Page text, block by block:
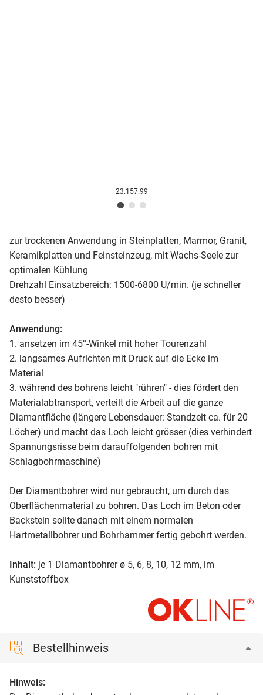
23.157.99
zur trockenen Anwendung in Steinplatten, Marmor, Granit,
Keramikplatten und Feinsteinzeug, mit Wachs-Seele zur
optimalen Kühlung
Drehzahl Einsatzbereich: 1500-6800 U/min. (je schneller
desto besser)
Anwendung:
1. ansetzen im 45°-Winkel mit hoher Tourenzahl
2. langsames Aufrichten mit Druck auf die Ecke im
Material
3. während des bohrens leicht "rühren" - dies fördert den
Materialabtransport, verteilt die Arbeit auf die ganze
Diamantfläche (längere Lebensdauer: Standzeit ca. für 20
Löcher) und macht das Loch leicht grösser (dies verhindert
Spannungsrisse beim darauffolgenden bohren mit
Schlagbohrmaschine)
Der Diamantbohrer wird nur gebraucht, um durch das
Oberflächenmaterial zu bohren. Das Loch im Beton oder
Backstein sollte danach mit einem normalen
Hartmetallbohrer und Bohrhammer fertig gebohrt werden.
Inhalt: je 1 Diamantbohrer ø 5, 6, 8, 10, 12 mm, im
Kunststoffbox
Bestellhinweis
Hinweis: